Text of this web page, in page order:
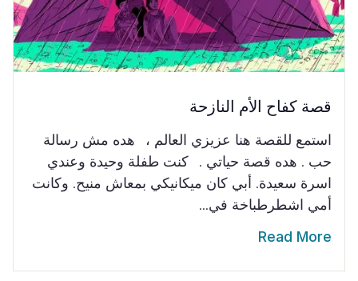
قصة كفاح الأم النازحة
استمع للقصة هنا عزيزي العالم ، هده مش رسالة
حب . هده قصة حياتي . كنت طفلة وحيدة وعندي
اسرة سعيدة. أبي كان ميكانيكي بمعاش منيح. وكانت
أمي اشطرطباخة في...
Read More